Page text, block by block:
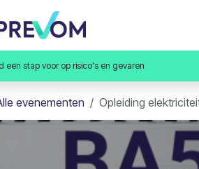
een stap voor op risico's en gevaren
evenementen Opleiding